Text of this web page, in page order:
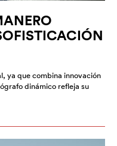
ya que combina innovación
dinámico refleja su